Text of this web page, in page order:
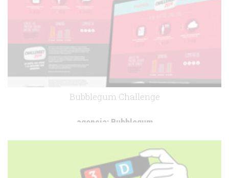
Bubblegum Challenge
agencia:Bubblegum